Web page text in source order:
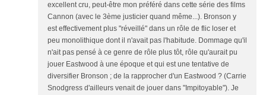
excellent cru, peut-être mon préféré dans cette série des films
Cannon (avec le 3ème justicier quand même...). Bronson y
est effectivement plus "réveillé" dans un rôle de flic loser et
peu monolithique dont il n'avait pas l'habitude. Dommage qu'il
n'ait pas pensé à ce genre de rôle plus tôt, rôle qu'aurait pu
jouer Eastwood à une époque et qui est une tentative de
diversifier Bronson ; de la rapprocher d'un Eastwood ? (Carrie
Snodgress d'ailleurs venait de jouer dans "Impitoyable"). Je